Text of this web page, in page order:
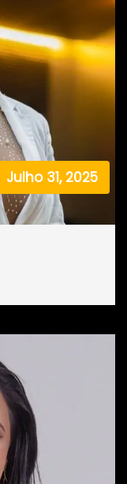
Julho 31, 2025